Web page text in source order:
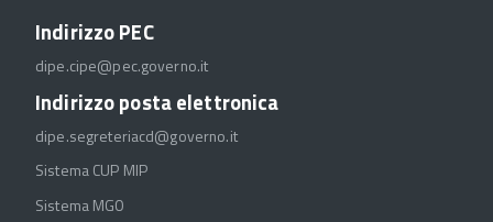
Indirizzo PEC
dipe.cipe@pec.governo.it
Indirizzo posta elettronica
dipe.segreteriacd@governo.it
Sistema CUP MIP
Sistema MGO